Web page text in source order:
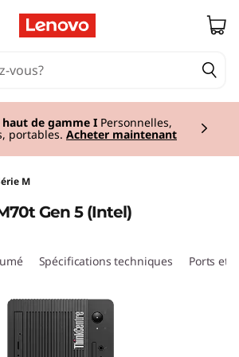
principal
haut de gamme I Personnelles,
portables. Acheter maintenant
M
Gen 5 (Intel)
Spécifications techniques Ports et